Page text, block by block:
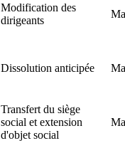
Modification des
dirigeants
Dissolution anticipée
Transfert du siège
social et extension
d'objet social